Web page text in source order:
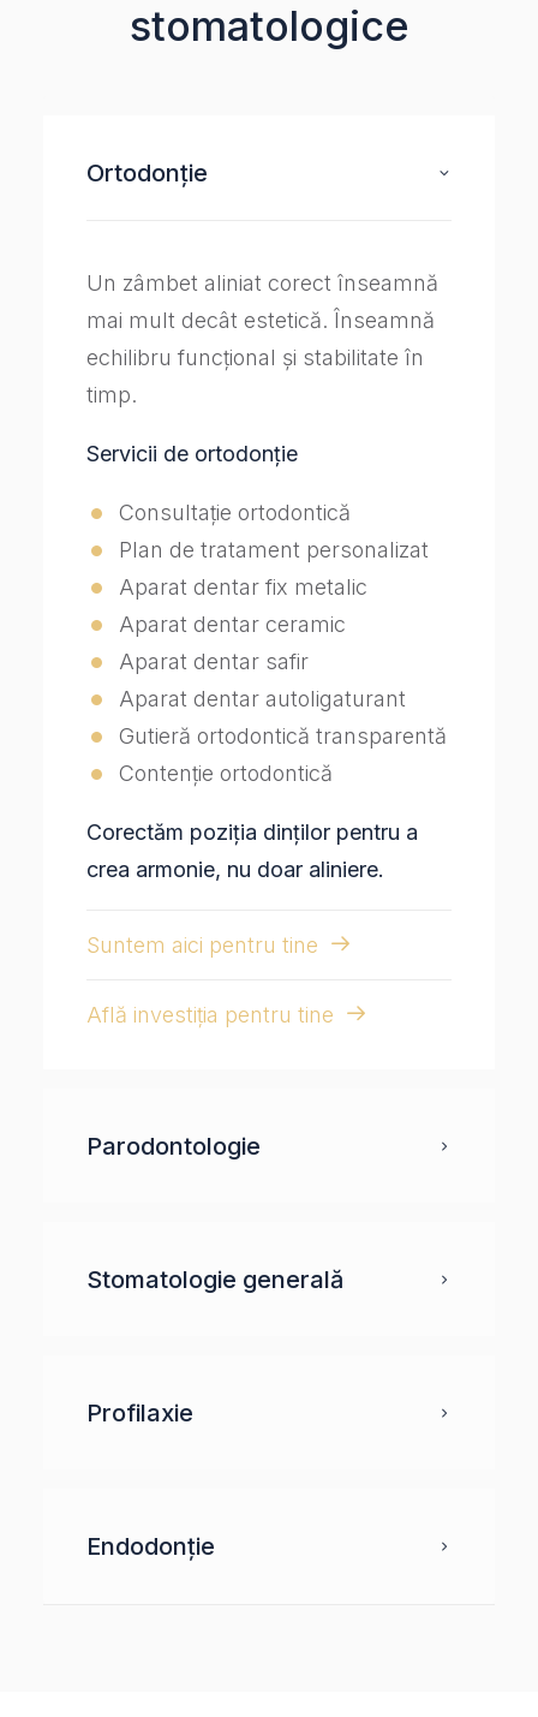
stomatologice
Ortodonție
Un zâmbet aliniat corect înseamnă
mai mult decât estetică. Înseamnă
echilibru funcțional și stabilitate în
timp.
Servicii de ortodonție
Consultație ortodontică
Plan de tratament personalizat
Aparat dentar fix metalic
Aparat dentar ceramic
Aparat dentar safir
Aparat dentar autoligaturant
Gutieră ortodontică transparentă
Contenție ortodontică
Corectăm poziția dinților pentru a
crea armonie, nu doar aliniere.
Suntem aici pentru tine
Află investiția pentru tine
Parodontologie
Stomatologie generală
Profilaxie
Endodonție